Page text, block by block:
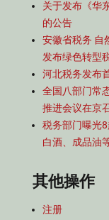
关于发布《华
的公告
安徽省税务 自
发布绿色转型
河北税务发布
全国八部门常
推进会议在京
税务部门曝光8
白酒、成品油
其他操作
注册